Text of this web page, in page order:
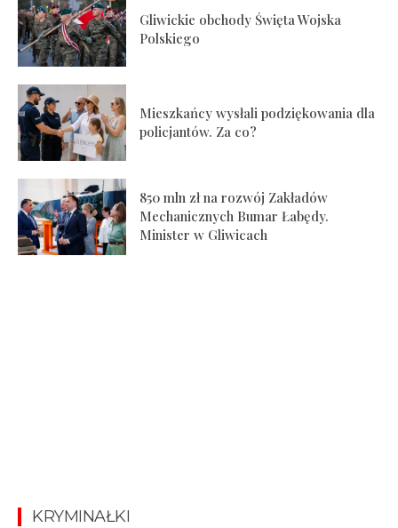
Gliwickie obchody Święta Wojska
Polskiego
Mieszkańcy wysłali podziękowania dla
policjantów. Za co?
850 mln zł na rozwój Zakładów
Mechanicznych Bumar Łabędy.
Minister w Gliwicach
KRYMINAŁKI